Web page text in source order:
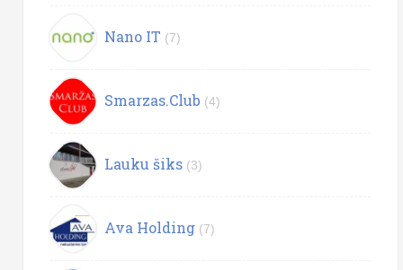
Nano IT (7)
Smarzas.Club (4)
Lauku šiks (3)
Ava Holding (7)